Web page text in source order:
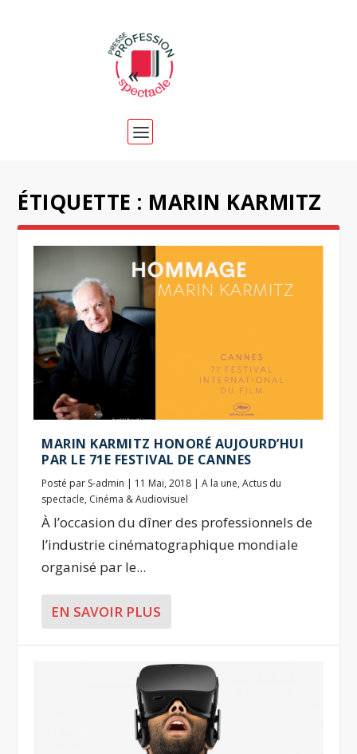
ÉTIQUETTE : MARIN KARMITZ
MARIN KARMITZ HONORÉ AUJOURD’HUI
PAR LE 71E FESTIVAL DE CANNES
Posté par S-admin | 11 Mai, 2018 |A la une,Actus du
spectacle, Cinéma & Audiovisuel
À l’occasion du dîner des professionnels de
l’industrie cinématographique mondiale
organisé par le...
EN SAVOIR PLUS